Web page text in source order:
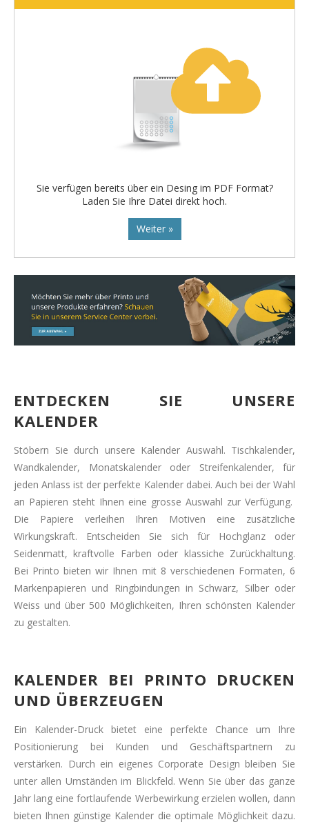
Sie verfügen bereits über ein Desing im PDF Format?
Laden Sie Ihre Datei direkt hoch.
Weiter »
ENTDECKEN SIE UNSERE
KALENDER
Stöbern Sie durch unsere Kalender Auswahl. Tischkalender,
Wandkalender, Monatskalender oder Streifenkalender, für
jeden Anlass ist der perfekte Kalender dabei. Auch bei der Wahl
an Papieren steht Ihnen eine grosse Auswahl zur Verfügung.
Die Papiere verleihen Ihren Motiven eine zusätzliche
Wirkungskraft. Entscheiden Sie sich für Hochglanz oder
Seidenmatt, kraftvolle Farben oder klassiche Zurückhaltung.
Bei Printo bieten wir Ihnen mit 8 verschiedenen Formaten, 6
Markenpapieren und Ringbindungen in Schwarz, Silber oder
Weiss und über 500 Möglichkeiten, Ihren schönsten Kalender
zu gestalten.
KALENDER BEI PRINTO DRUCKEN
UND ÜBERZEUGEN
Ein Kalender-Druck bietet eine perfekte Chance um Ihre
Positionierung bei Kunden und Geschäftspartnern zu
verstärken. Durch ein eigenes Corporate Design bleiben Sie
unter allen Umständen im Blickfeld. Wenn Sie über das ganze
Jahr lang eine fortlaufende Werbewirkung erzielen wollen, dann
bieten Ihnen günstige Kalender die optimale Möglichkeit dazu.